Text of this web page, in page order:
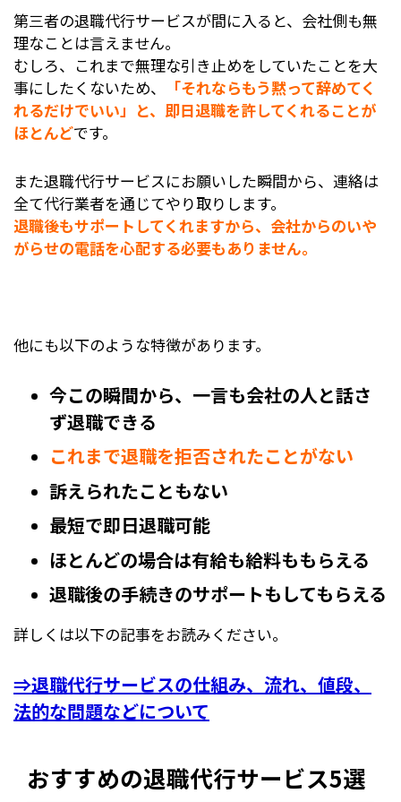
第三者の退職代行サービスが間に入ると、会社側も無
理なことは言えません。
むしろ、これまで無理な引き止めをしていたことを大
事にしたくないため、
「それならもう黙って辞めてく
れるだけでいい」と、即日退職を許してくれることが
ほとんどです。
また退職代行サービスにお願いした瞬間から、連絡は
全て代行業者を通じてやり取りします。
退職後もサポートしてくれますから、会社からのいや
がらせの電話を心配する必要もありません。
他にも以下のような特徴があります。
今この瞬間から、一言も会社の人と話さ
ず退職できる
これまで退職を拒否されたことがない
訴えられたこともない
最短で即日退職可能
ほとんどの場合は有給も給料ももらえる
退職後の手続きのサポートもしてもらえる
詳しくは以下の記事をお読みください。
⇒退職代行サービスの仕組み、流れ、値段、
法的な問題などについて
おすすめの退職代行サービス5選